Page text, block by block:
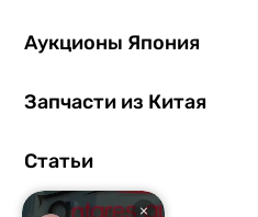
Аукционы Япония
Запчасти из Китая
Статьи